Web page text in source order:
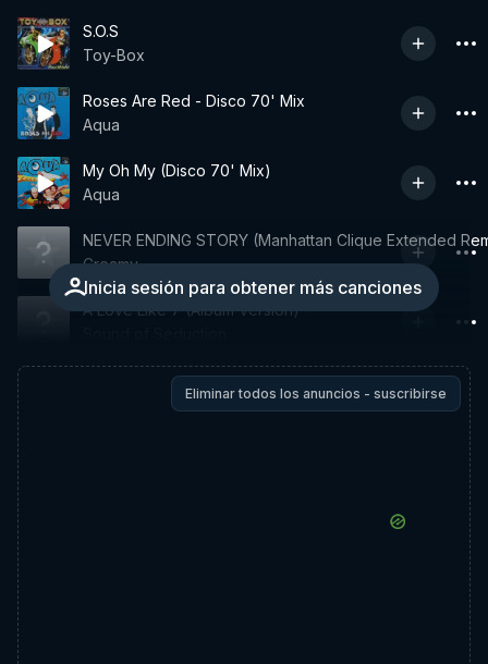
S.O.S
Toy-Box
Roses Are Red - Disco 70' Mix
Aqua
My Oh My (Disco 70' Mix)
Aqua
Inicia sesión para obtener más canciones
NEVER ENDING STORY (Manhattan Clique Extended
Creamy
A Love Like 7 (Album Version)
Eliminar todos los anuncios - suscribirse